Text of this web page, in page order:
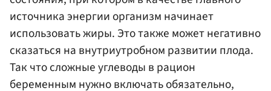
источника энергии организм начинает
использовать жиры. Это также может негативно
сказаться на внутриутробном развитии плода.
Так что сложные углеводы в рацион
беременным нужно включать обязательно,